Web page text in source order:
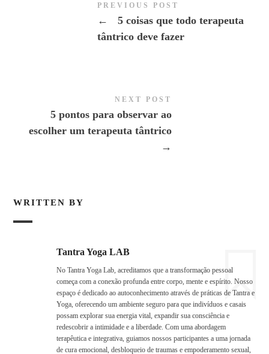
PREVIOUS POST
←
5 coisas que todo terapeuta
tântrico deve fazer
NEXT POST
5 pontos para observar ao
escolher um terapeuta tântrico
→
WRITTEN BY
Tantra Yoga LAB
No Tantra Yoga Lab, acreditamos que a transformação pessoal
começa com a conexão profunda entre corpo, mente e espírito. Nosso
espaço é dedicado ao autoconhecimento através de práticas de Tantra e
Yoga, oferecendo um ambiente seguro para que indivíduos e casais
possam explorar sua energia vital, expandir sua consciência e
redescobrir a intimidade e a liberdade. Com uma abordagem
terapêutica e integrativa, guiamos nossos participantes a uma jornada
de cura emocional, desbloqueio de traumas e empoderamento sexual,